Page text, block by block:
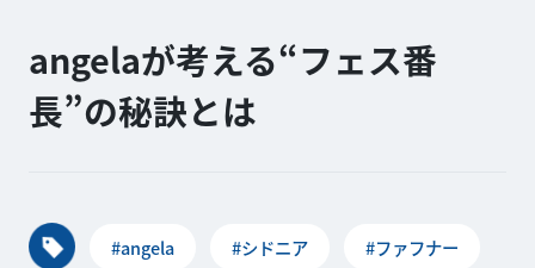
angelaが考える“フェス番
長”の秘訣とは
#angela #シドニア #ファフナー